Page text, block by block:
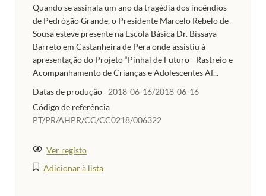
Quando se assinala um ano da tragédia dos incêndios
de Pedrógão Grande, o Presidente Marcelo Rebelo de
Sousa esteve presente na Escola Básica Dr. Bissaya
Barreto em Castanheira de Pera onde assistiu à
apresentação do Projeto “Pinhal de Futuro - Rastreio e
Acompanhamento de Crianças e Adolescentes Af...
Datas de produção
2018-06-16/2018-06-16
Código de referência
PT/PR/AHPR/CC/CC0218/006322
Ver registo
Adicionar à lista